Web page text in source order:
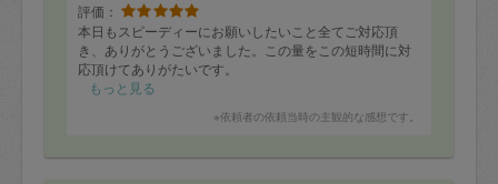
評価：
本日もスピーディーにお願いしたいこと全てご対応頂
き、ありがとうございました。この量をこの短時間に対
応頂けてありがたいです。
もっと見る
※依頼者の依頼当時の主観的な感想です。